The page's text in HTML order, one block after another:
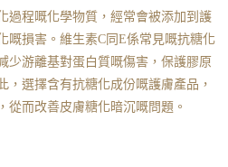
過程嘅化學物質，經常會被添加到護
嘅損害。維生素C同E係常見嘅抗糖化
少游離基對蛋白質嘅傷害，保護膠原
，選擇含有抗糖化成份嘅護膚產品，
從而改善皮膚糖化暗沉嘅問題。